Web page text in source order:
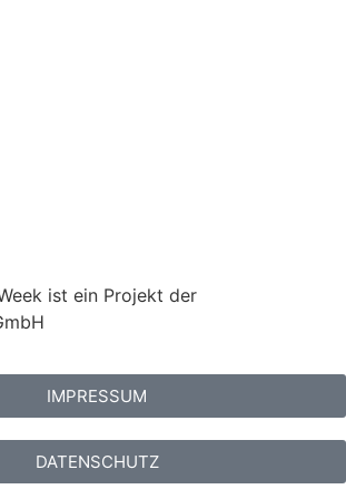
ist ein Projekt der
IMPRESSUM
DATENSCHUTZ